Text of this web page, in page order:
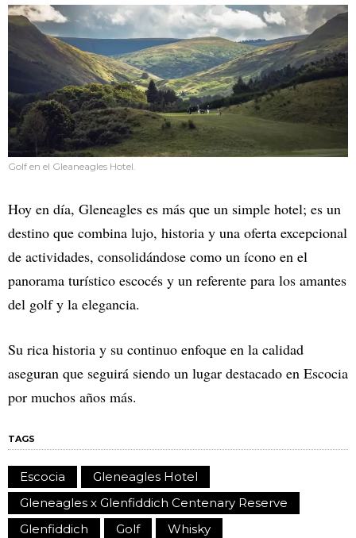
Golf en el Gleaneagles Hotel.
Hoy en día, Gleneagles es más que un simple hotel; es un
destino que combina lujo, historia y una oferta excepcional
de actividades, consolidándose como un ícono en el
panorama turístico escocés y un referente para los amantes
del golf y la elegancia.
Su rica historia y su continuo enfoque en la calidad
aseguran que seguirá siendo un lugar destacado en Escocia
por muchos años más.
TAGS
Escocia
Gleneagles Hotel
Gleneagles x Glenfiddich Centenary Reserve
Glenfiddich
Golf Whisky